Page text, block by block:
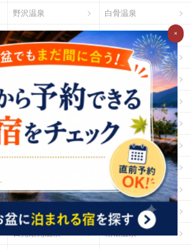
野沢温泉 白骨温泉
石和温泉 湯河原温泉
修善寺温泉 下田温泉（静岡県）
あわら温泉
下呂温泉 平湯温泉
城崎温泉 有馬温泉
勝浦温泉 道後温泉
玉造温泉
湯原温泉 別府温泉
霧島温泉 酸ヶ湯温泉
×